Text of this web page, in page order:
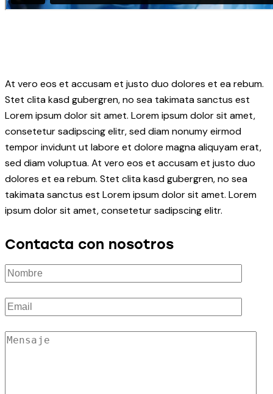
At vero eos et accusam et justo duo dolores et ea rebum.
Stet clita kasd gubergren, no sea takimata sanctus est
Lorem ipsum dolor sit amet. Lorem ipsum dolor sit amet,
consetetur sadipscing elitr, sed diam nonumy eirmod
tempor invidunt ut labore et dolore magna aliquyam erat,
sed diam voluptua. At vero eos et accusam et justo duo
dolores et ea rebum. Stet clita kasd gubergren, no sea
takimata sanctus est Lorem ipsum dolor sit amet. Lorem
ipsum dolor sit amet, consetetur sadipscing elitr.
Contacta con nosotros